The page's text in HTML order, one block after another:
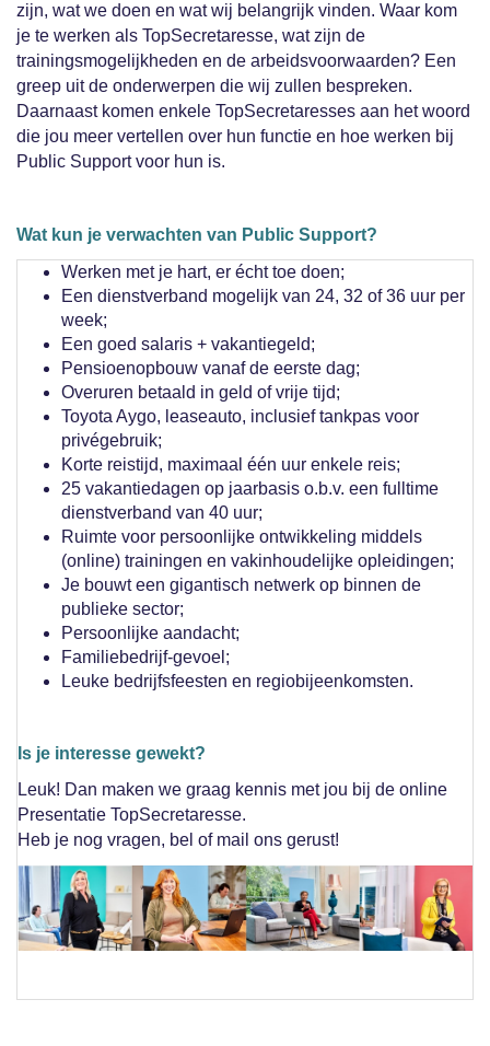
zijn, wat we doen en wat wij belangrijk vinden. Waar kom
je te werken als TopSecretaresse, wat zijn de
trainingsmogelijkheden en de arbeidsvoorwaarden? Een
greep uit de onderwerpen die wij zullen bespreken.
Daarnaast komen enkele TopSecretaresses aan het woord
die jou meer vertellen over hun functie en hoe werken bij
Public Support voor hun is.
Wat kun je verwachten van Public Support?
Werken met je hart, er écht toe doen;
Een dienstverband mogelijk van 24, 32 of 36 uur per
week;
Een goed salaris + vakantiegeld;
Pensioenopbouw vanaf de eerste dag;
Overuren betaald in geld of vrije tijd;
Toyota Aygo, leaseauto, inclusief tankpas voor
privégebruik;
Korte reistijd, maximaal één uur enkele reis;
25 vakantiedagen op jaarbasis o.b.v. een fulltime
dienstverband van 40 uur;
Ruimte voor persoonlijke ontwikkeling middels
(online) trainingen en vakinhoudelijke opleidingen;
Je bouwt een gigantisch netwerk op binnen de
publieke sector;
Persoonlijke aandacht;
Familiebedrijf-gevoel;
Leuke bedrijfsfeesten en regiobijeenkomsten.
Is je interesse gewekt?
Leuk! Dan maken we graag kennis met jou bij de online
Presentatie TopSecretaresse.
Heb je nog vragen, bel of mail ons gerust!